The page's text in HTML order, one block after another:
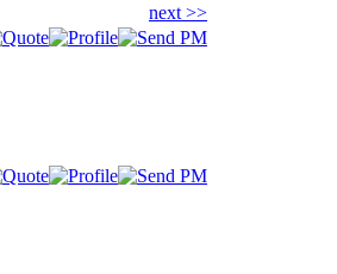
next >>